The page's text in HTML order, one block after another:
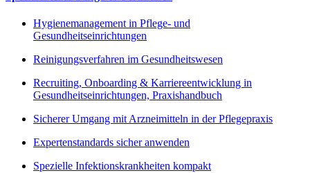
Hygienemanagement in Pflege- und
Gesundheitseinrichtungen
Reinigungsverfahren im Gesundheitswesen
Recruiting, Onboarding & Karriereentwicklung in
Gesundheitseinrichtungen, Praxishandbuch
Sicherer Umgang mit Arzneimitteln in der Pflegepraxis
Expertenstandards sicher anwenden
Spezielle Infektionskrankheiten kompakt